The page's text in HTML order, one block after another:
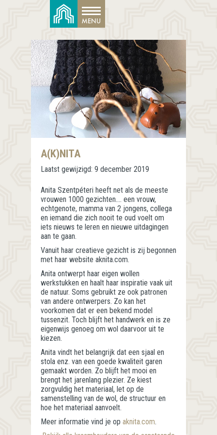
A(K)NITA
Laatst gewijzigd: 9 december 2019
Anita Szentpéteri heeft net als de meeste
vrouwen 1000 gezichten…. een vrouw,
echtgenote, mamma van 2 jongens, collega
en iemand die zich nooit te oud voelt om
iets nieuws te leren en nieuwe uitdagingen
aan te gaan.
Vanuit haar creatieve gezicht is zij begonnen
met haar website aknita.com.
Anita ontwerpt haar eigen wollen
werkstukken en haalt haar inspiratie vaak uit
de natuur. Soms gebruikt ze ook patronen
van andere ontwerpers. Zo kan het
voorkomen dat er een bekend model
tussenzit. Toch blijft het handwerk en is ze
eigenwijs genoeg om wol daarvoor uit te
kiezen.
Anita vindt het belangrijk dat een sjaal en
stola enz. van een goede kwaliteit garen
gemaakt worden. Zo blijft het mooi en
brengt het jarenlang plezier. Ze kiest
zorgvuldig het materiaal, let op de
samenstelling van de wol, de structuur en
hoe het materiaal aanvoelt.
Meer informatie vind je op aknita.com.